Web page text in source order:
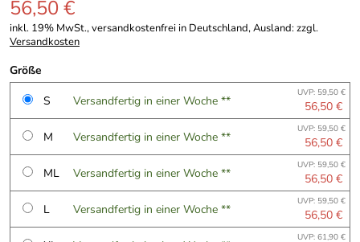
56,50 €
inkl. 19% MwSt., versandkostenfrei in Deutschland, Ausland: zzgl.
Versandkosten
Größe
S
Versandfertig in einer Woche ** UVP: 59,50 €
56,50 €
M
Versandfertig in einer Woche ** UVP: 59,50 €
56,50 €
ML
Versandfertig in einer Woche ** UVP: 59,50 €
56,50 €
L
Versandfertig in einer Woche ** UVP: 59,50 €
56,50 €
UVP: 61,90 €